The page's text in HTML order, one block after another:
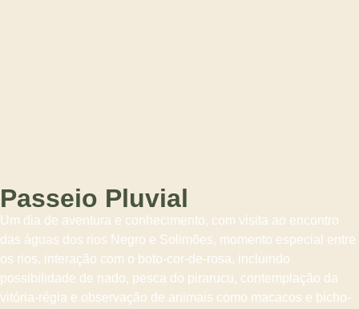
Passeio Pluvial
Um dia de aventura e conhecimento, com visita ao encontro
das águas dos rios Negro e Solimões, momento especial entre
os rios, interação com o boto-cor-de-rosa, incluindo
possibilidade de nado, pesca do pirarucu, contemplação da
vitória-régia e observação de animais como macacos e bicho-